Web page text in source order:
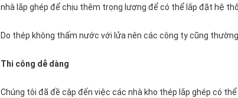
nhà lắp ghép để chịu thêm trọng lượng để có thể lắp đặt hệ
Do thép không thấm nước với lửa nên các công ty cũng
Thi công dễ dàng
Chúng tôi đã đề cập đến việc các nhà kho thép lắp ghép có